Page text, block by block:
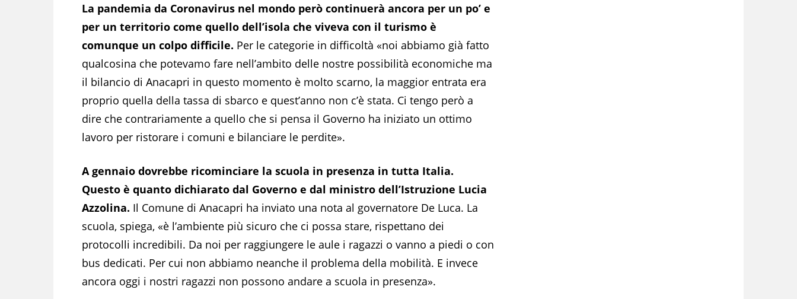
La pandemia da Coronavirus nel mondo però continuerà ancora per un po’ e
per un territorio come quello dell’isola che viveva con il turismo è
comunque un colpo difficile. Per le categorie in difficoltà «noi abbiamo già fatto
qualcosina che potevamo fare nell’ambito delle nostre possibilità economiche ma
il bilancio di Anacapri in questo momento è molto scarno, la maggior entrata era
proprio quella della tassa di sbarco e quest’anno non c’è stata. Ci tengo però a
dire che contrariamente a quello che si pensa il Governo ha iniziato un ottimo
lavoro per ristorare i comuni e bilanciare le perdite».
A gennaio dovrebbe ricominciare la scuola in presenza in tutta Italia.
Questo è quanto dichiarato dal Governo e dal ministro dell’Istruzione Lucia
Azzolina. Il Comune di Anacapri ha inviato una nota al governatore De Luca. La
scuola, spiega, «è l’ambiente più sicuro che ci possa stare, rispettano dei
protocolli incredibili. Da noi per raggiungere le aule i ragazzi o vanno a piedi o con
bus dedicati. Per cui non abbiamo neanche il problema della mobilità. E invece
ancora oggi i nostri ragazzi non possono andare a scuola in presenza».